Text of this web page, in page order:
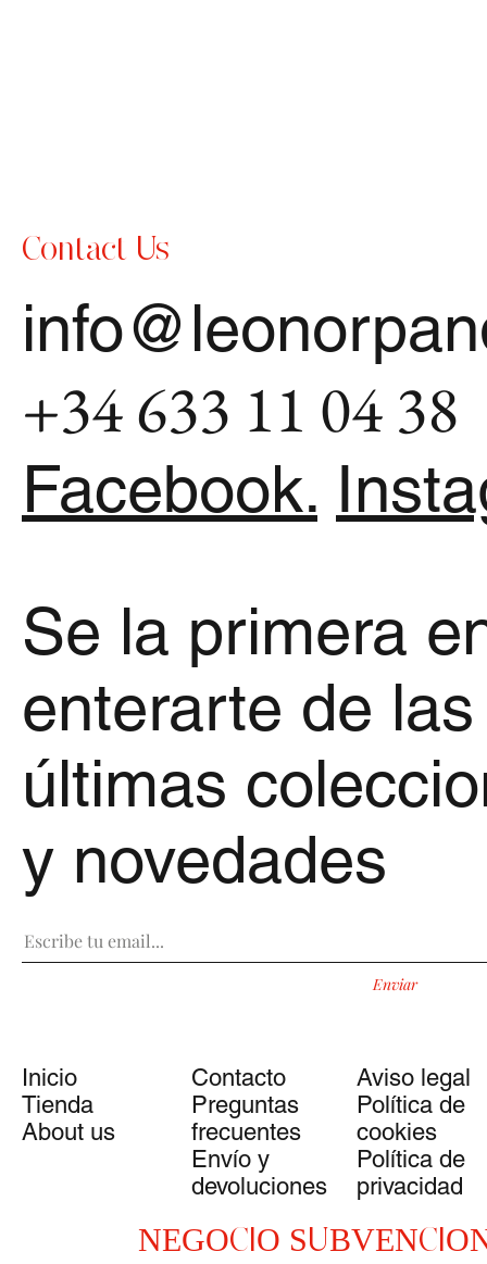
Contact Us
+34 633 11 04 38
Facebook.
Se la primera
enterarte de las
últimas
y novedades
Enviar
Inicio
Tienda
About us
Contacto
Preguntas
frecuentes
Envío y
devoluciones
Aviso legal
Política de
cookies
Política de
privacidad
NEGOCIO